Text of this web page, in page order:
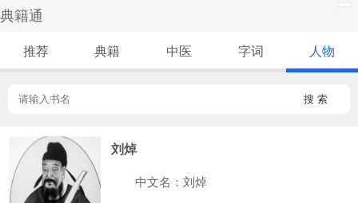
典籍通
推荐 典籍 中医 字词 人物
搜 索
刘焯
中文名：刘焯